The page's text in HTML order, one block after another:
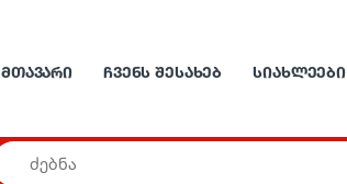
ᲛᲗᲐᲕᲐᲠᲘ ᲩᲕᲔᲜᲡ ᲨᲔᲡᲐᲮᲔᲑ ᲡᲘᲐᲮᲚᲔᲔᲑᲘ